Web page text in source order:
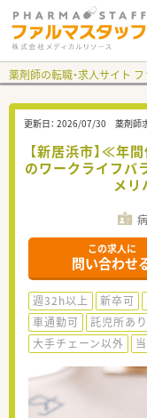
薬剤師の転職・求人サイト
更新日： 2026/07/30 薬剤師
【新居浜市】≪
のワークライフバ
メ
この求人に
問い合わせ
週32h以上 新卒可
車通勤可
託児所あり
大手チェーン以外